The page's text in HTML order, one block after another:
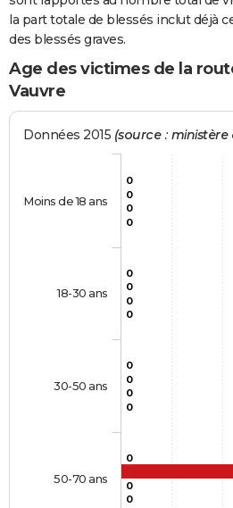
la part totale de blessés inclut déjà
des blessés graves.
Age des victimes de la
Vauvre
Données 2015 (source : ministère
0
0
0
0
0
0
0
0
0
0
0
0
0
0
0
Moins de 18 ans
18-30 ans
30-50 ans
50-70 ans